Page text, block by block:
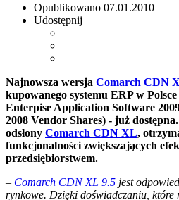
Opublikowano 07.01.2010
Udostępnij
Najnowsza wersja Comarch CDN
kupowanego systemu ERP w
Enterpise Application Software
2008 Vendor Shares) - już
odsłony Comarch CDN XL,
funkcjonalności zwiększających
przedsiębiorstwem.
– Comarch CDN XL 9.5 jest
rynkowe. Dzięki doświadczaniu, które